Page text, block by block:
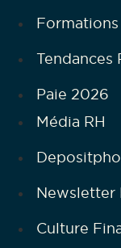
Formations
Tendances
Paie 2026
Média RH
Newsletter
Culture